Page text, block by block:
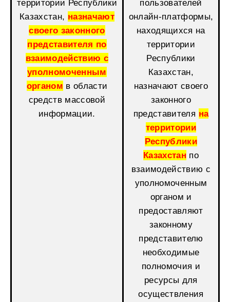
территории Республики
Казахстан, назначают
своего законного
представителя по
взаимодействию с
уполномоченным
органом в области
средств массовой
информации.
пользователей
онлайн-платформы,
находящихся на
территории
Республики
Казахстан,
назначают своего
законного
представителя на
территории
Республики
Казахстан по
взаимодействию с
уполномоченным
органом и
предоставляют
законному
представителю
необходимые
полномочия и
ресурсы для
осуществления